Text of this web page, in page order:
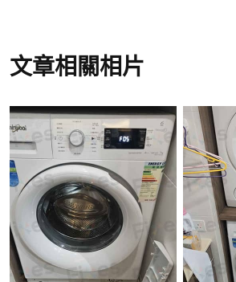
長時間讓洗衣機內積水，洗衣完成
習慣，能大大延長洗衣機的使用壽
統故障原因並提供有效解決方案。
我們的客服會安排合適的兵團師傅
兵團的服務覆蓋全香港各區，無論
龍還是新界，我們都能提供快速可
服務。如需了解更多詳情，歡迎瀏
獲取更多洗衣機維修資訊。
文章相關相片